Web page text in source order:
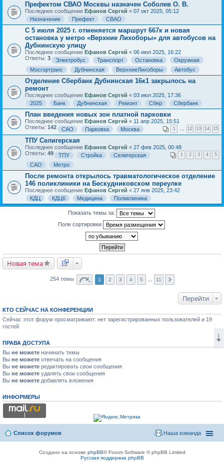
Префектом СВАО Москвы назначен Соболев О. В.
Последнее сообщение Ефанов Сергей « 07 окт 2025, 05:12
Назначение
Префект СВАО
С 5 июля 2025 г. отменяется маршрут 667к и новая
остановка у метро «Верхние Лихоборы» для автобусов на
Дубнинскую улицу
Последнее сообщение Ефанов Сергей « 06 июл 2025, 16:22
Ответы: 3 Электробус Транспорт Остановка
Окружная
Мосгортранс
Дубнинская ВерхниеЛихоборы Автобус
Отделение Сбербанк Дубнинская 16к1 закрылось на
ремонт
Последнее сообщение Ефанов Сергей « 03 июл 2025, 17:36
2025
Банк Дубнинская Ремонт Сбер Сбербанк
План введения новых зон платной парковки
Последнее сообщение Ефанов Сергей « 11 апр 2025, 15:51
Ответы: 142 1 … 12 13 14 15
САО Парковка Москва
ТПУ Селигерская
Последнее сообщение Ефанов Сергей « 27 фев 2025, 00:48
Ответы: 49 1 2 3 4 5
ТПУ Стройка
Селигерская
САО
Метро
После ремонта открылось травматологическое отделение
146 поликлиники на Бескудниковском переулке
Последнее сообщение Ефанов Сергей « 27 янв 2025, 23:42
КДЦ
КДЦ6 Медицина Поликлиника
Показать темы за:
Поле сортировки
Новая тема
254 темы 1 2 3 4 5 11
Перейти
КТО СЕЙЧАС НА КОНФЕРЕНЦИИ
Сейчас этот форум просматривают: нет зарегистрированных пользователей и 19
гостей
ПРАВА ДОСТУПА
Вы не можете начинать темы
Вы не можете отвечать на сообщения
Вы не можете редактировать свои сообщения
Вы не можете удалять свои сообщения
Вы не можете добавлять вложения
ИНФОРМЕРЫ
Список форумов Наша команда
Создано на основе phpBB® Forum Software © phpBB Limited
Русская поддержка phpBB